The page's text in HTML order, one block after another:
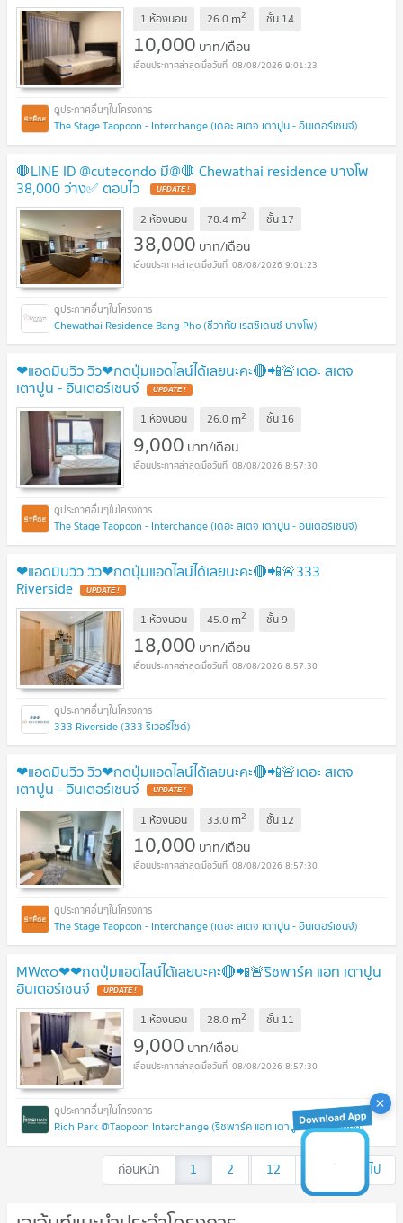
1 ห้องนอน 26.0 m2 ชั้น 14
10,000 บาท/เดือน
08/08/2026 9:01:23
The Stage Taopoon - Interchange (เดอะ สเตจ เตาปูน - อินเตอร์เชนจ์)
🛑LINE ID @cutecondo มี@🛑 Chewathai residence บางโพ
38,000 ว่าง✅ ตอบไว UPDATE !
2 ห้องนอน 78.4 m2 ชั้น 17
38,000 บาท/เดือน
08/08/2026 9:01:23
Chewathai Residence Bang Pho (ชีวาทัย เรสซิเดนซ์ บางโพ)
❤แอดมินวิว วิว❤กดปุ่มแอดไลน์ได้เลยนะคะ🔴📲🚨เดอะ สเตจ
เตาปูน - อินเตอร์เชนจ์ UPDATE !
1 ห้องนอน 26.0 m2 ชั้น 16
9,000 บาท/เดือน
08/08/2026 8:57:30
The Stage Taopoon - Interchange (เดอะ สเตจ เตาปูน - อินเตอร์เชนจ์)
❤แอดมินวิว วิว❤กดปุ่มแอดไลน์ได้เลยนะคะ🔴📲🚨333
Riverside UPDATE !
1 ห้องนอน 45.0 m2 ชั้น9
18,000 บาท/เดือน
08/08/2026 8:57:30
333 Riverside (333 ริเวอร์ไซด์)
❤แอดมินวิว วิว❤กดปุ่มแอดไลน์ได้เลยนะคะ🔴📲🚨เดอะ สเตจ
เตาปูน - อินเตอร์เชนจ์ UPDATE !
1 ห้องนอน 33.0 m2 ชั้น 12
10,000 บาท/เดือน
08/08/2026 8:57:30
The Stage Taopoon - Interchange (เดอะ สเตจ เตาปูน - อินเตอร์เชนจ์)
MW๙๐❤❤กดปุ่มแอดไลน์ได้เลยนะคะ🔴📲🚨ริชพาร์ค แอท เตาปูน
อินเตอร์เชนจ์ UPDATE !
1 ห้องนอน 28.0 m2 ชั้น 11
9,000 บาท/เดือน
08/08/2026 8:57:30
Rich Park @Taopoon Interchange (ริชพาร์ค แอท เตาปูน อินเตอร์เชนจ์)
ก่อนหน้า 1 2 ...
12 ถัดไป